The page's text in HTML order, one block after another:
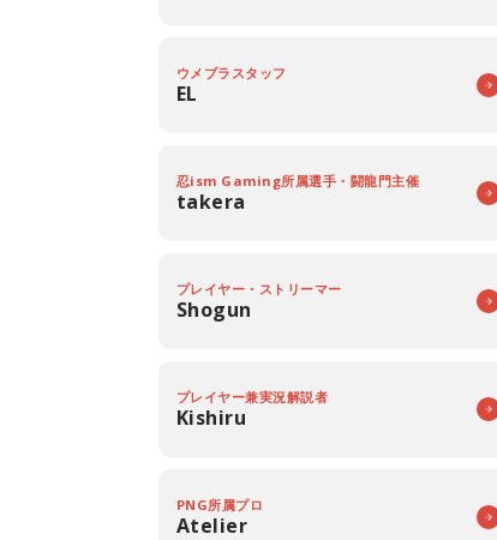
ウメブラスタッフ
EL
忍ism Gaming所属選手・闘龍門主催
takera
プレイヤー・ストリーマー
Shogun
プレイヤー兼実況解説者
Kishiru
PNG所属プロ
Atelier